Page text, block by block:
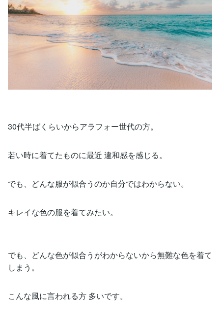
30代半ばくらいからアラフォー世代の方。
若い時に着てたものに最近 違和感を感じる。
でも、どんな服が似合うのか自分ではわからない。
キレイな色の服を着てみたい。
でも、どんな色が似合うがわからないから無難な色を着て
しまう。
こんな風に言われる方 多いです。